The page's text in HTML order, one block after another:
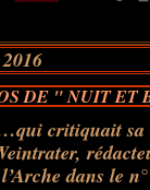
DE " NUIT ET
critiquait sa
dans le